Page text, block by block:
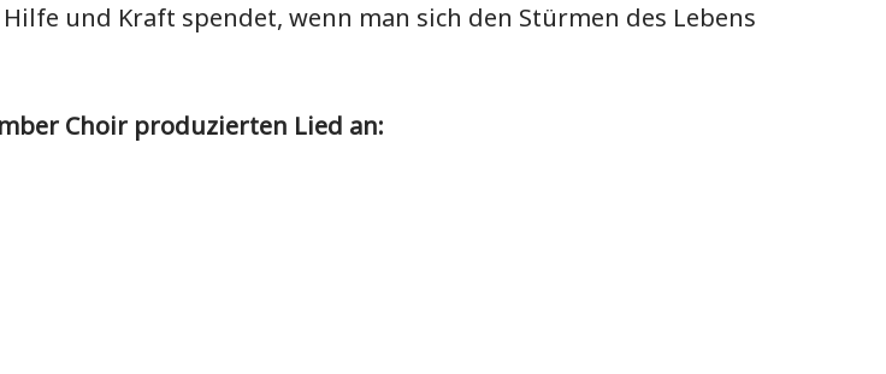
und Kraft spendet, wenn man sich den Stürmen des Lebens
Choir produzierten Lied an: